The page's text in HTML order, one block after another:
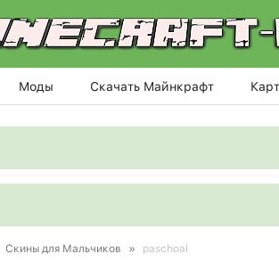
Моды Скачать Майнкрафт
Скины для Мальчиков » paschoal